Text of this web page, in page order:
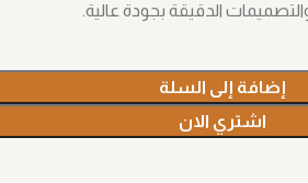
الدقيقة بجودة عالية.
إضافة إلى السلة
اشتري الان